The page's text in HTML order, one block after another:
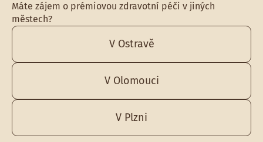
Máte zájem o prémiovou zdravotní péči v jiných
městech?
V Ostravě
V Olomouci
V Plzni